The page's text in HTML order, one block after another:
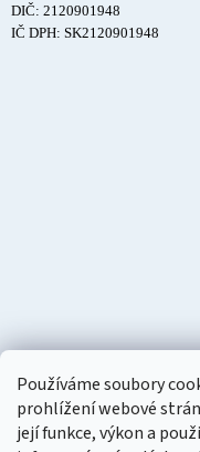
Používáme soubory
prohlížení webové
její funkce, výkon a
DIČ: 2120901948
IČ DPH: SK2120901948